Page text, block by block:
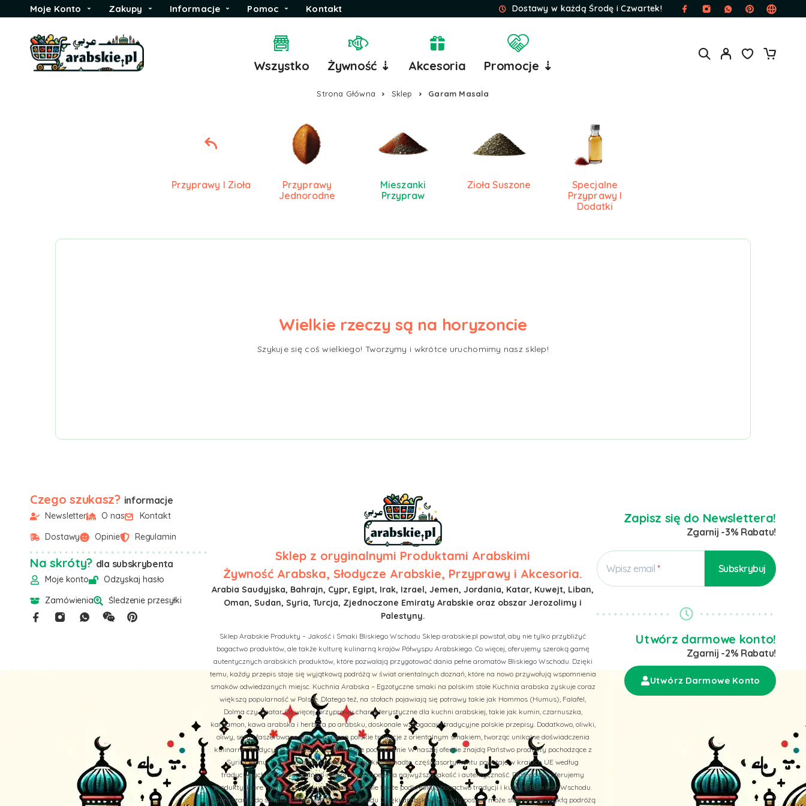
Moje Konto Zakupy Informacje Pomoc Kontakt Dostawy w każdą Środę i Czwartek!
Wszystko Żywność ⇣ Akcesoria Promocje ⇣
Strona Główna Sklep Garam Masala
Przyprawy I Zioła
Przyprawy
Jednorodne
Mieszanki
Przypraw
Zioła Suszone
Specjalne
Przyprawy I
Dodatki
Wielkie rzeczy są na horyzoncie
Szykuje się coś wielkiego! Tworzymy i wkrótce uruchomimy nasz sklep!
Czego szukasz? informacje
Newsletter O nas
Kontakt
Dostawy
Opinie Regulamin
Na skróty? dla subskrybenta
Moje konto
Odzyskaj hasło
Zamówienia
Śledzenie przesyłki
Sklep z oryginalnymi Produktami Arabskimi
Żywność Arabska, Słodycze Arabskie, Przyprawy i Akcesoria.
Arabia Saudyjska, Bahrajn, Cypr, Egipt, Irak, Izrael, Jemen, Jordania, Katar, Kuwejt, Liban,
Oman, Sudan, Syria, Turcja, Zjednoczone Emiraty Arabskie oraz obszar Jerozolimy i
Palestyny.
Sklep Arabskie Produkty – Jakość i Smaki Bliskiego Wschodu Sklep arabskie.pl powstał, aby nie tylko przybliżyć
bogactwo produktów, ale także kulturę kulinarną krajów Półwyspu Arabskiego. Co więcej, oferujemy szeroką gamę
autentycznych arabskich produktów, które pozwalają przygotować dania pełne aromatów Bliskiego Wschodu. Dzięki
temu, każdy przepis staje się wyjątkową podróżą w świat orientalnych doznań, które na nowo przywołują wspomnienia
smaków odwiedzanych miejsc. Kuchnia Arabska – Egzotyczne smaki na polskim stole Kuchnia arabska zyskuje coraz
większą popularność w Polsce. Dlatego też, na stołach pojawiają się potrawy takie jak Hommos (Humus), Falafel,
Dolma czy Zaatar. Co więcej, przyprawy charakterystyczne dla kuchni arabskiej, takie jak kumin, czarnuszka,
kardamon, kawa arabska i herbata po arabsku, doskonale wzbogacają tradycyjne polskie przepisy. Dodatkowo, oliwki,
oliwy, sery i faszerowane warzywa łączą polskie tradycje z orientalnym smakiem, tworząc unikalne doświadczenia
kulinarne. Tradycyjne receptury i autentyczne pochodzenie W naszej ofercie znajdą Państwo produkty pochodzące z
Syrii, Libanu, Turcji, Jordanii i Arabii Saudyjskiej. Ponadto, część asortymentu powstaje w krajach UE według
tradycyjnych bliskowschodnich receptur, co zapewnia najwyższą jakość i autentyczność. Dlatego też, oferujemy
produkty, które nie tylko zachwycają smakiem, ale także podkreślają bogactwo tradycji i kultury Bliskiego Wschodu.
Zapraszamy do świata smaków Bliskiego Wschodu Dzięki arabskie.pl, każdy posiłek może stać się niezwykłą podróżą
Zapisz się do Newslettera!
Zgarnij -3% Rabatu!
Wpisz email
Utwórz darmowe konto!
Zgarnij -2% Rabatu!
Utwórz Darmowe Konto